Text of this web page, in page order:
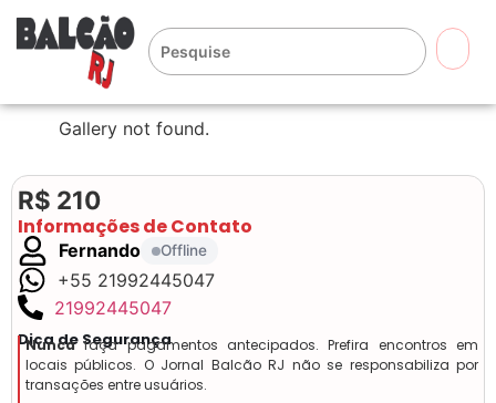
Gallery not found.
R$ 210
Informações de Contato
Fernando Offline
+55 21992445047
21992445047
Dica de Segurança
Nuncafaça pagamentos antecipados. Prefira encontros em
locais públicos. O Jornal Balcão RJ não se responsabiliza por
transações entre usuários.